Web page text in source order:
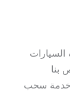
بنا
خدمة سحب